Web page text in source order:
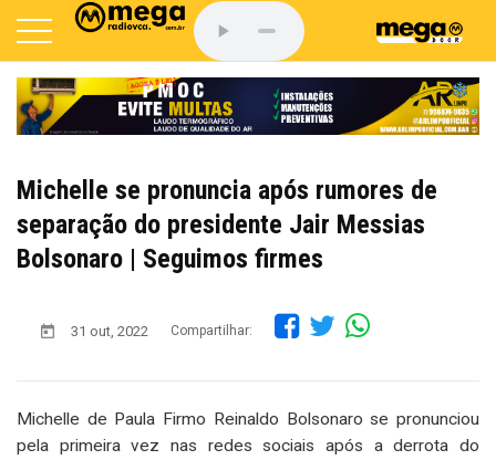
Michelle se pronuncia após rumores de
separação do presidente Jair Messias
Bolsonaro | Seguimos firmes
31 out, 2022 Compartilhar:
Michelle de Paula Firmo Reinaldo Bolsonaro se pronunciou
pela primeira vez nas redes sociais após a derrota do